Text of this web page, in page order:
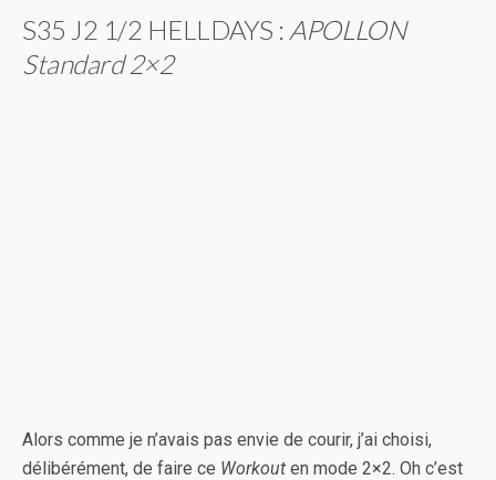
S35 J2 1/2 HELLDAYS : APOLLON
Standard 2×2
Alors comme je n’avais pas envie de courir, j’ai choisi,
délibérément, de faire ce Workout en mode 2×2. Oh c’est